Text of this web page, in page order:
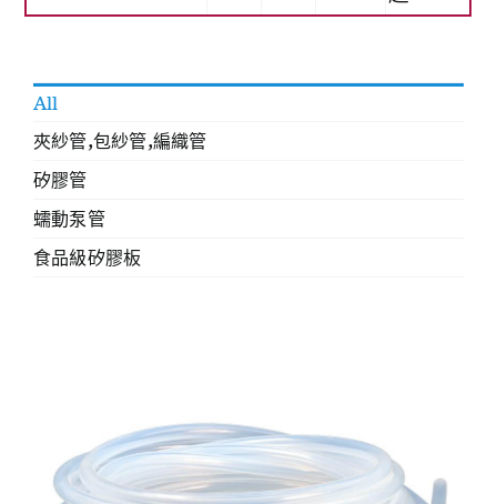
All
夾紗管,包紗管,編織管
矽膠管
蠕動泵管
食品級矽膠板